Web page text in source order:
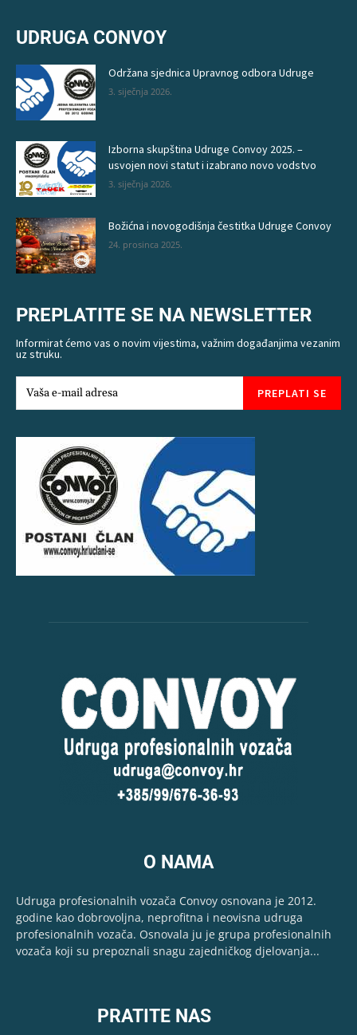
UDRUGA CONVOY
Održana sjednica Upravnog odbora Udruge
3. siječnja 2026.
Izborna skupština Udruge Convoy 2025. –
usvojen novi statut i izabrano novo vodstvo
3. siječnja 2026.
Božićna i novogodišnja čestitka Udruge Convoy
24. prosinca 2025.
PREPLATITE SE NA NEWSLETTER
Informirat ćemo vas o novim vijestima, važnim događanjima vezanim
uz struku.
PREPLATI SE
O NAMA
Udruga profesionalnih vozača Convoy osnovana je 2012.
godine kao dobrovoljna, neprofitna i neovisna udruga
profesionalnih vozača. Osnovala ju je grupa profesionalnih
vozača koji su prepoznali snagu zajedničkog djelovanja...
PRATITE NAS